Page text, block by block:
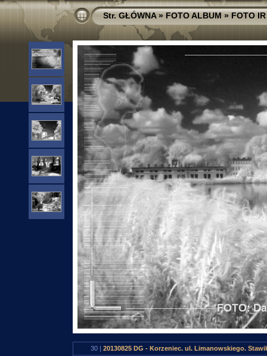
Str. GŁÓWNA»FOTO ALBUM»FOTO IR
30 | 20130825 DG - Korzeniec. ul. Limanowskiego.